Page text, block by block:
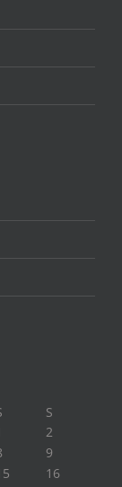
S
2
9
16